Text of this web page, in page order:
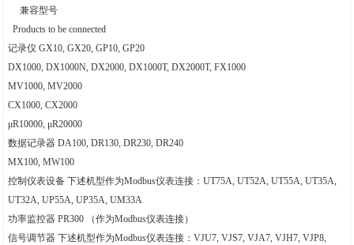
兼容型号
Products to be connected
记录仪 GX10, GX20, GP10, GP20
DX1000, DX1000N, DX2000, DX1000T, DX2000T, FX1000
MV1000, MV2000
CX1000, CX2000
μR10000, μR20000
数据记录器 DA100, DR130, DR230, DR240
MX100, MW100
控制仪表设备 下述机型作为Modbus仪表连接：UT75A, UT52A, UT55A, UT35A,
UT32A, UP55A, UP35A, UM33A
功率监控器 PR300 （作为Modbus仪表连接）
信号调节器 下述机型作为Modbus仪表连接：VJU7, VJS7, VJA7, VJH7, VJP8,